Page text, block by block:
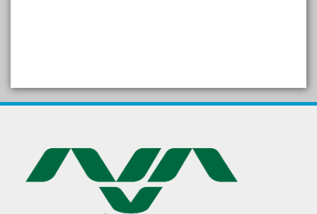
પ્રાકૃતિક કૃષિ (ખેતી)
દેશી ગાય આધારિત પ્રાકૃતિક ખેતી